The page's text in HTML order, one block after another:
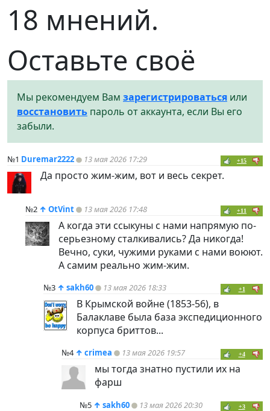
18 мнений.
Оставьте своё
Мы рекомендуем Вам зарегистрироваться или
восстановить пароль от аккаунта, если Вы его
забыли.
№1 Duremar2222 13 мая 2026 17:29 +15
Да просто жим-жим, вот и весь секрет.
№2 ↑ OtVint 13 мая 2026 17:48 +11
А когда эти ссыкуны с нами напрямую по-
серьезному сталкивались? Да никогда!
Вечно, суки, чужими руками с нами воюют.
А самим реально жим-жим.
№3 ↑ sakh60 13 мая 2026 18:33 +1
В Крымской войне (1853-56), в
Балаклаве была база экспедиционного
корпуса бриттов...
№4 ↑ crimea 13 мая 2026 19:57 +4
мы тогда знатно пустили их на
фарш
№5 ↑ sakh60 13 мая 2026 20:30 +3